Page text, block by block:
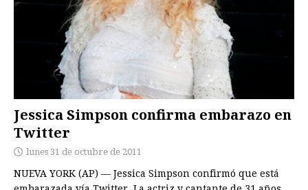
Jessica Simpson confirma embarazo en
Twitter
lunes 31 de octubre de 2011
NUEVA YORK (AP) — Jessica Simpson confirmó que está